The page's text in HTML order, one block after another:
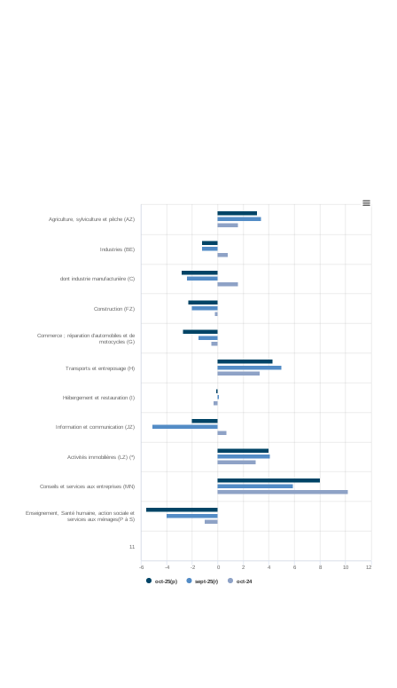
oct-25(p) sept-25(r) oct-24
Agriculture, sylviculture et pêche (AZ)
Industries (BE)
dont industrie manufacturière (C)
Construction (FZ)
Commerce ; réparation d’automobiles et de
motocycles (G)
Transports et entreposage (H)
Hébergement et restauration (I)
Information et communication (JZ)
Activités immobilières (LZ) (*)
Conseils et services aux entreprises (MN)
Enseignement, Santé humaine, action sociale et
services aux ménages(P à S)
11
-6 -4 -2 0 2 4 6 8 10 12